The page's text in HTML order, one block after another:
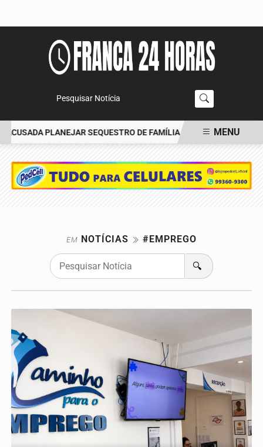
Pesquisar Notícia
PLANEJAR SEQUESTRO DE FAMÍLIA CARRO BATE EM
MENU
EM NOTÍCIAS #EMPREGO
🔍